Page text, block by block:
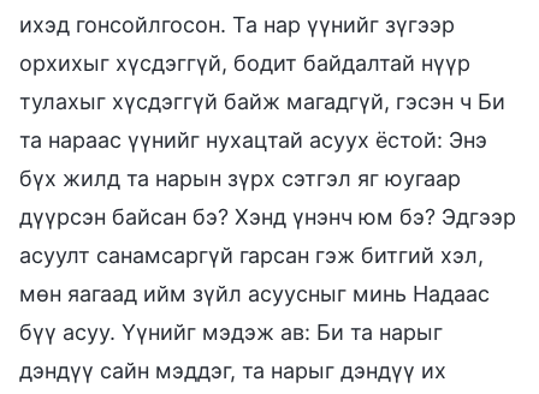
ихэд гонсойлгосон. Та нар үүнийг зүгээр
орхихыг хүсдэггүй, бодит байдалтай нүүр
тулахыг хүсдэггүй байж магадгүй, гэсэн ч Би
та нараас үүнийг нухацтай асуух ёстой: Энэ
бүх жилд та нарын зүрх сэтгэл яг юугаар
дүүрсэн байсан бэ? Хэнд үнэнч юм бэ? Эдгээр
асуулт санамсаргүй гарсан гэж битгий хэл,
мөн яагаад ийм зүйл асуусныг минь Надаас
бүү асуу. Үүнийг мэдэж ав: Би та нарыг
дэндүү сайн мэддэг, та нарыг дэндүү их